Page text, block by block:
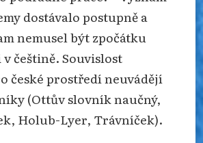
dostávalo postupně a
nemusel být zpočátku
češtině. Souvislost
české prostředí neuvádějí
(Ottův slovník naučný,
Holub-Lyer, Trávníček).